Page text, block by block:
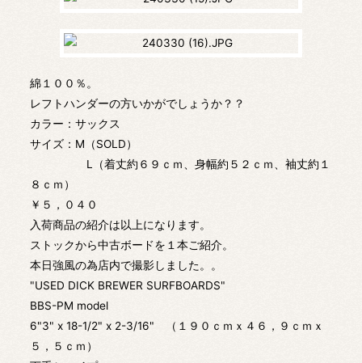
綿１００％。
レフトハンダーの方いかがでしょうか？？
カラー：サックス
サイズ：M（SOLD）
L（着丈約６９ｃｍ、身幅約５２ｃｍ、袖丈約１
８ｃｍ）
￥５，０４０
入荷商品の紹介は以上になります。
ストックから中古ボードを１本ご紹介。
本日強風の為店内で撮影しました。。
"USED DICK BREWER SURFBOARDS"
BBS-PM model
6"3" x 18-1/2" x 2-3/16" （１９０ｃｍｘ４６，９ｃｍｘ
５，５ｃｍ）